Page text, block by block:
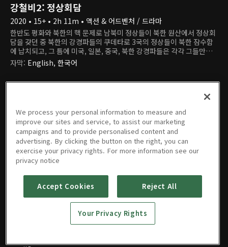
강철비2: 정상회담
2020 • 15+ • 2h 11m • 액션 & 어드벤처 / 드라마
한반도 평화와 북한의 핵 문제로 남북미 정상들이 북한 원산에서 정상회
담을 갖던 중 북한의 강경파들의 쿠데타로 3국의 정상들이 북한 잠수함
에 납치되고, 그 틈에 미국, 일본, 중국, 북한 강경파들은 각각 그들만의
전쟁계획을 세우는데, 잠수함에 갇힌 한 대통령은 과연 이 위기를 어떻게
타개해 나갈 것인가?
자막: English, 한국어
영화
We process your personal information to measure and
improve our sites and service, to assist our marketing
campaigns and to provide personalised content and
advertising. By clicking the button on the right, you can
exercise your privacy rights. For more information see our
privacy notice
Accept Cookies Reject All
Your Privacy Rights